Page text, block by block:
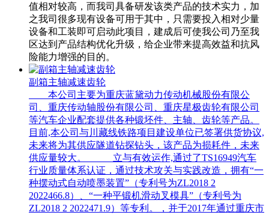
值相对较高，而我司具备研发该类产品的技术实力，加
之我司很多现有设备可用于其中，只需要投入相对少量
设备和工装即可启动此项目，建成后可使我公司乃至我
区达到产品结构优化升级，给企业带来提高效益和抗风
险能力增强的目的。
副箱主轴减速齿轮
本公司主要为重庆蓝黛动力传动机械股份有限公
司、重庆传动轴股份有限公司、重庆星极齿轮有限公司
等汽车企业配套提供各种锻坯件、主轴、齿轮等产品。
目前,本公司与川藏线铁路项目建设单位已签署供货协议,
未来将为其供应隧道钻探钻头，该产品为损耗件，未来
供应量较大。 立与有效运作,通过了TS16949汽车
行业质量体系认证，通过技术攻关与实践改造，拥有“一
种摆动式自动喷墨装置”（专利号为ZL2018 2
2022466.8）、“一种平锻机滑动叉模具”（专利号为
ZL2018 2 2022471.9）等专利。，并于2017年通过重庆市